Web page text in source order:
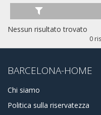
grande movimento
crescita economica della
Poblenou, La Vila
Diagonal Mar e el Front
Maresme, Provençals del
Nessun risultato trovato
0
BARCELONA-HOME
Chi siamo
Politica sulla riservatezza